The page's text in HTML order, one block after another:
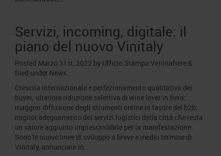
Servizi, incoming, digitale: il
piano del nuovo Vinitaly
Posted Marzo 31st, 2022 by Ufficio Stampa Veronafiere &
filed under News.
Crescita internazionale e perfezionamento qualitativo dei
buyer; ulteriore riduzione selettiva di wine lover in fiera;
maggior diffusione degli strumenti online in favore del b2b;
miglior adeguamento dei servizi logistici della città che resta
un valore aggiunto imprescindibile per la manifestazione.
Sono le nuove linee di sviluppo a breve e medio termine di
Vinitaly, annunciate in…